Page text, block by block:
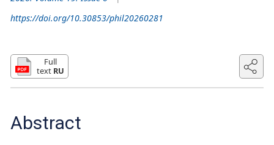
https://doi.org/10.30853/phil20260281
Full
text RU
Abstract